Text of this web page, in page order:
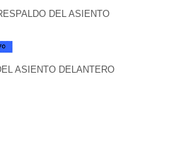
DEL ASIENTO
ASIENTO DELANTERO